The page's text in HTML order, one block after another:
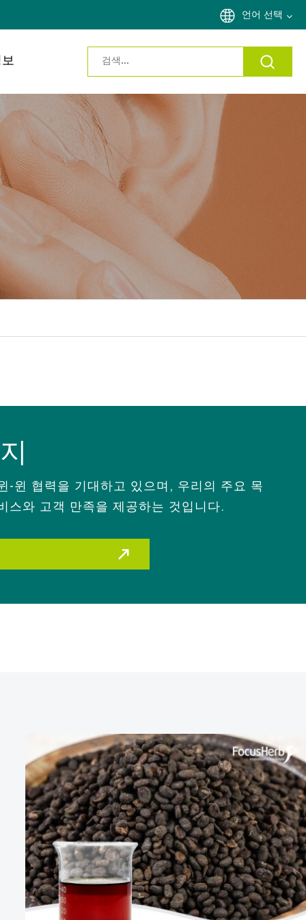
언어 선택
-윈 협력을 기대하고 있으며, 우리의 주요 목
스와 고객 만족을 제공하는 것입니다.